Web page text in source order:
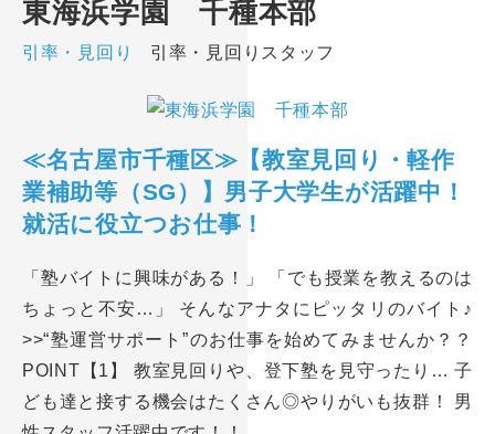
東海浜学園 千種本部
引率・見回り 引率・見回りスタッフ
≪名古屋市千種区≫【教室見回り・軽作
業補助等（SG）】男子大学生が活躍中！
就活に役立つお仕事！
「塾バイトに興味がある！」 「でも授業を教えるのは
ちょっと不安…」 そんなアナタにピッタリのバイト♪
>>“塾運営サポート”のお仕事を始めてみませんか？？
POINT【1】 教室見回りや、登下塾を見守ったり… 子
ども達と接する機会はたくさん◎やりがいも抜群！ 男